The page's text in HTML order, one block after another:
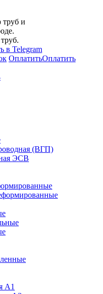
и
ОплатитьОплатить
(ВГП)
ЭСВ
А1